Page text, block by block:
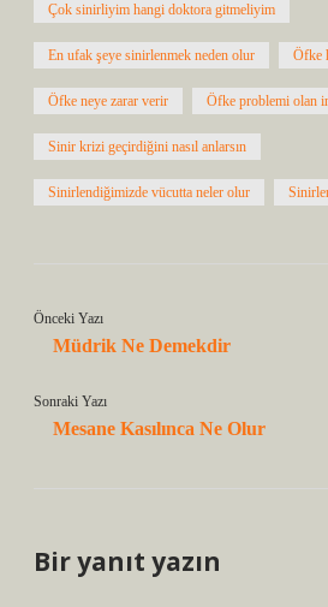
Çok sinirliyim hangi doktora gitmeliyim
En ufak şeye sinirlenmek neden olur Öfke
Öfke neye zarar verir Öfke problemi olan
Sinir krizi geçirdiğini nasıl anlarsın
Sinirlendiğimizde vücutta neler olur
Önceki Yazı
Müdrik Ne Demekdir
Sonraki Yazı
Mesane Kasılınca Ne Olur
Bir yanıt yazın